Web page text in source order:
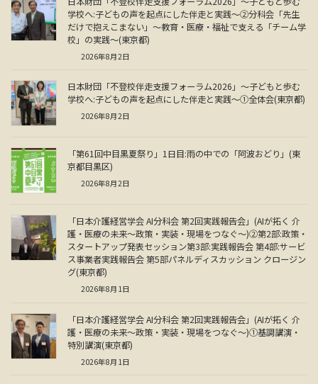
学校へ:子どもの声を起点にした伴走と実践～②分科会「先生
だけで抱えこまない」～教育・医療・福祉で支える「チーム学
校」の実践～(東京都)
2026年8月2日
日本財団「不登校伴走支援フォーラム2026」～子どもと歩む
学校へ:子どもの声を起点にした伴走と実践～①全体会(東京都)
2026年8月2日
「第61回中目黒夏祭り」1日目:雨の中での「阿波おどり」(東
京都目黒区)
2026年8月2日
「日本介護経営学会 AI分科会 第2回実践報告会」(AIが拓く 介
護・医療の未来～政策・実装・現場をつなぐ～)②第2部:政策・
スタートアップ発表セッション第3部:実践報告会 第4部:サービ
ス事業者実践報告会 第5部パネルディスカッション クロージン
グ(東京都)
2026年8月1日
「日本介護経営学会 AI分科会 第2回実践報告会」(AIが拓く 介
護・医療の未来～政策・実装・現場をつなぐ～)①基調講演・
特別講演(東京都)
2026年8月1日